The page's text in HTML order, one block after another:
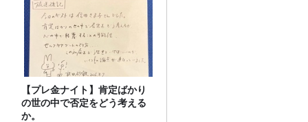
【プレ金ナイト】肯定ばかり
の世の中で否定をどう考える
か。